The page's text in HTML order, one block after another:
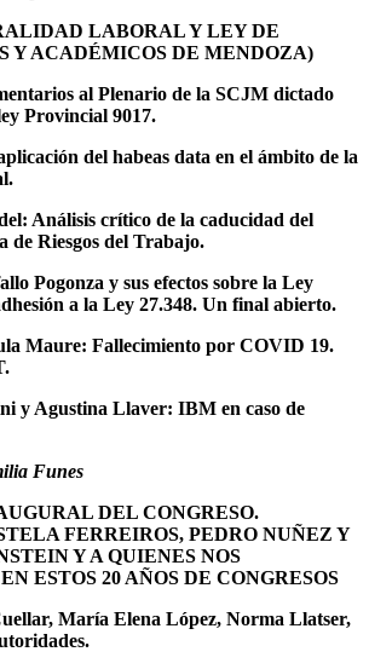
LABORAL Y LEY DE
Y ACADÉMICOS DE MENDOZA)
al Plenario de la SCJM dictado
Provincial 9017.
del habeas data en el ámbito de la
Análisis crítico de la caducidad del
de Riesgos del Trabajo.
Pogonza y sus efectos sobre la Ley
a la Ley 27.348. Un final abierto.
Maure: Fallecimiento por COVID 19.
y Agustina Llaver: IBM en caso de
Funes
DEL CONGRESO.
FERREIROS, PEDRO NUÑEZ Y
Y A QUIENES NOS
ESTOS 20 AÑOS DE CONGRESOS
María Elena López, Norma Llatser,